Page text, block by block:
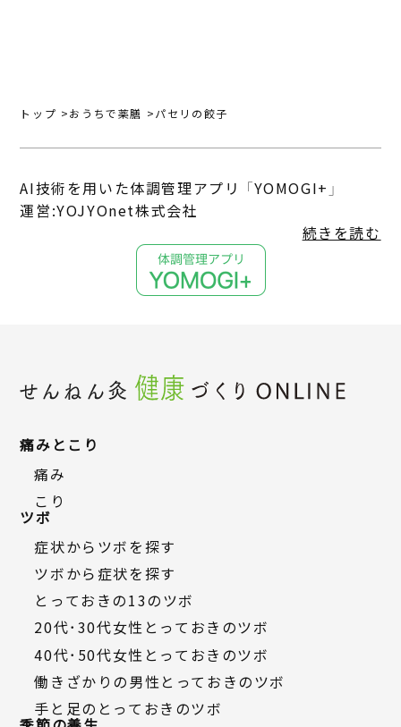
トップ おうちで薬膳 パセリの餃子
AI技術を用いた体調管理アプリ 「YOMOGI+」
運営:YOJYOnet株式会社
続きを読む
痛みとこり
痛み
こり
ツボ
症状からツボを探す
ツボから症状を探す
とっておきの13のツボ
20代・30代女性とっておきのツボ
40代・50代女性とっておきのツボ
働きざかりの男性とっておきのツボ
手と足のとっておきのツボ